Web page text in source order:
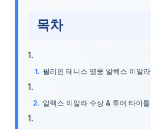
목차
필리핀 테니스 영웅 알렉스 이알라
알렉스 이알라 수상 & 투어 타이틀